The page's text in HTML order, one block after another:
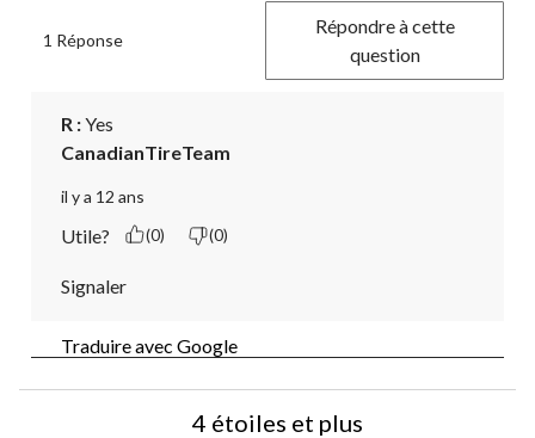
1 Réponse
Répondre à cette
question
R : Yes
CanadianTireTeam
il y a 12 ans
Utile? (0) (0)
Signaler
Traduire avec Google
4 étoiles et plus